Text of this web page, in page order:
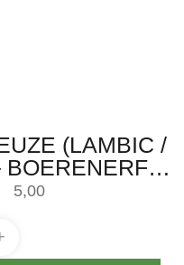
(LAMBIC /
BOERENERF |
375ML
5,00